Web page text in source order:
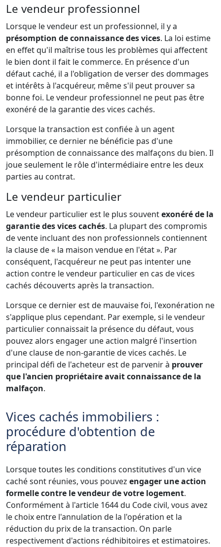
Le vendeur professionnel
Lorsque le vendeur est un professionnel, il y a
présomption de connaissance des vices. La loi estime
en effet qu'il maîtrise tous les problèmes qui affectent
le bien dont il fait le commerce. En présence d'un
défaut caché, il a l'obligation de verser des dommages
et intérêts à l'acquéreur, même s'il peut prouver sa
bonne foi. Le vendeur professionnel ne peut pas être
exonéré de la garantie des vices cachés.
Lorsque la transaction est confiée à un agent
immobilier, ce dernier ne bénéficie pas d'une
présomption de connaissance des malfaçons du bien. Il
joue seulement le rôle d'intermédiaire entre les deux
parties au contrat.
Le vendeur particulier
Le vendeur particulier est le plus souventexonéré de la
garantie des vices cachés. La plupart des compromis
de vente incluant des non professionnels contiennent
la clause de « la maison vendue en l'état ». Par
conséquent, l'acquéreur ne peut pas intenter une
action contre le vendeur particulier en cas de vices
cachés découverts après la transaction.
Lorsque ce dernier est de mauvaise foi, l'exonération ne
s'applique plus cependant. Par exemple, si le vendeur
particulier connaissait la présence du défaut, vous
pouvez alors engager une action malgré l'insertion
d'une clause de non-garantie de vices cachés. Le
principal défi de l'acheteur est de parvenir à prouver
que l'ancien propriétaire avait connaissance de la
malfaçon.
Vices cachés immobiliers :
procédure d'obtention de
réparation
Lorsque toutes les conditions constitutives d'un vice
caché sont réunies, vous pouvez engager une action
formelle contre le vendeur de votre logement.
Conformément à l'article 1644 du Code civil, vous avez
le choix entre l'annulation de la l'opération et la
réduction du prix de la transaction. On parle
respectivement d'actions rédhibitoires et estimatoires.